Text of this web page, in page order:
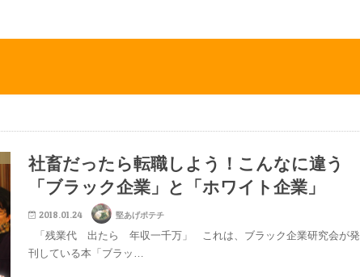
社畜だったら転職しよう！こんなに違う
「ブラック企業」と「ホワイト企業」
2018.01.24 堅あげポテチ
「残業代 出たら 年収一千万」 これは、ブラック企業研究会が発
刊している本「ブラッ…